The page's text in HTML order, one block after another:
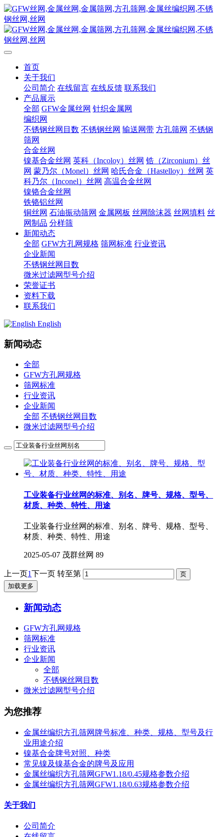
首页
关于我们
公司简介 在线留言 在线反馈 联系我们
产品展示
全部 GFW金属丝网 针织金属网
编织网
不锈钢丝网目数 不锈钢丝网 输送网带 方孔筛网 不锈钢
筛网
合金丝网
镍基合金丝网 英科（Incoloy）丝网 锆（Zirconium）丝
网 蒙乃尔（Monel）丝网 哈氏合金（Hastelloy）丝网 英
科乃尔（Inconel）丝网 高温合金丝网
镍铬合金丝网
铁铬铝丝网
铜丝网 石油振动筛网 金属网板 丝网除沫器 丝网填料 丝
网制品 分样筛
新闻动态
全部 GFW方孔网规格 筛网标准 行业资讯
企业新闻
不锈钢丝网目数
微米过滤网型号介绍
荣誉证书
资料下载
联系我们
English
新闻动态
全部
GFW方孔网规格
筛网标准
行业资讯
企业新闻
全部 不锈钢丝网目数
微米过滤网型号介绍
工业装备行业丝网的‌标准、别名、牌号、规格、型号、
材质、种类、特性、用途
工业装备行业丝网的‌标准、别名、牌号、规格、型号、
材质、种类、特性、用途
2025-05-07 茂群丝网 89
上一页1下一页 转至第
加载更多
新闻动态
GFW方孔网规格
筛网标准
行业资讯
企业新闻
全部
不锈钢丝网目数
微米过滤网型号介绍
为您推荐
金属丝编织方孔筛网牌号标准、种类、规格、型号及行
业用途介绍
镍基合金牌号对照、种类
常见镍及镍基合金的牌号及应用
金属丝编织方孔筛网GFW1.18/0.45规格参数介绍
金属丝编织方孔筛网GFW1.18/0.63规格参数介绍
关于我们
公司简介